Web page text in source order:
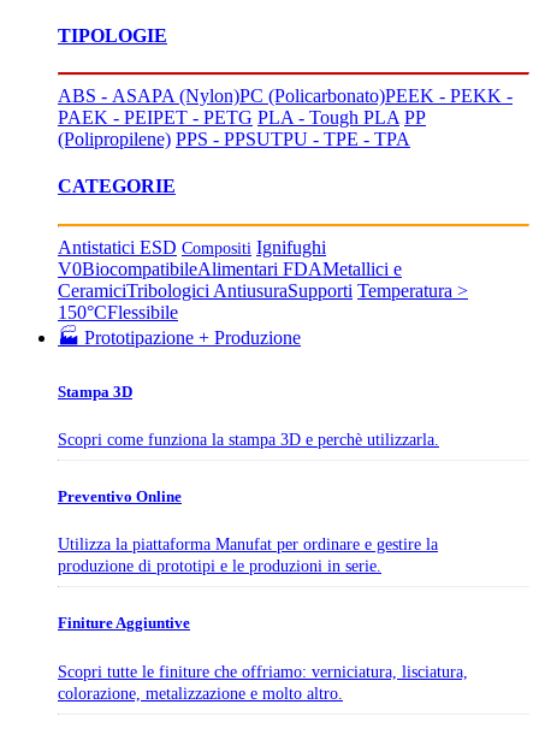
TIPOLOGIE
ABS - ASAPA (Nylon)PC (Policarbonato)PEEK - PEKK -
PAEK - PEIPET - PETG PLA - Tough PLA PP
(Polipropilene) PPS - PPSUTPU - TPE - TPA
CATEGORIE
Antistatici ESD Compositi Ignifughi
V0BiocompatibileAlimentari FDAMetallici e
CeramiciTribologici AntiusuraSupporti Temperatura >
150°CFlessibile
🏭 Prototipazione + Produzione
Stampa 3D
Scopri come funziona la stampa 3D e perchè utilizzarla.
Preventivo Online
Utilizza la piattaforma Manufat per ordinare e gestire la
produzione di prototipi e le produzioni in serie.
Finiture Aggiuntive
Scopri tutte le finiture che offriamo: verniciatura, lisciatura,
colorazione, metalizzazione e molto altro.